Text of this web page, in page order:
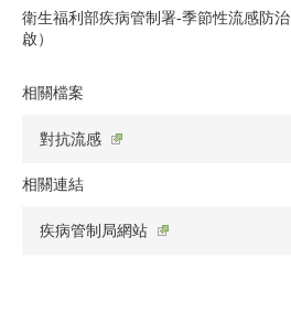
衛生福利部疾病管制署-季節性流感防治
啟）
相關檔案
對抗流感
相關連結
疾病管制局網站